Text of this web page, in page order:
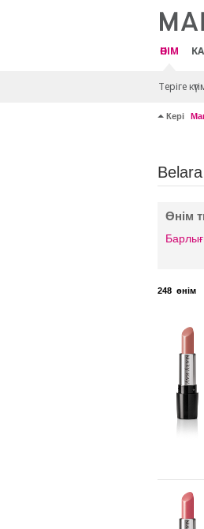
ӨНІМ
Теріге
Кері
Өнім
248өнім